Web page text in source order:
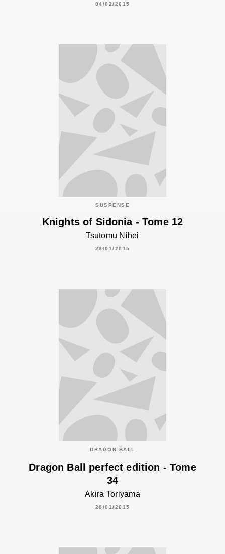
04/02/2015
SUSPENSE
Knights of Sidonia - Tome 12
Tsutomu Nihei
28/01/2015
DRAGON BALL
Dragon Ball perfect edition - Tome
34
Akira Toriyama
28/01/2015